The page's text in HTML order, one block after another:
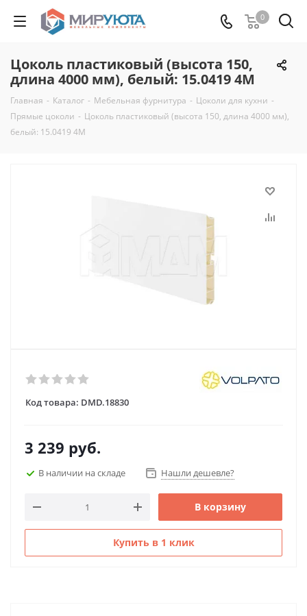
0
Цоколь пластиковый (высота 150,
длина 4000 мм), белый: 15.0419 4M
Главная - Каталог - Мебельная фурнитура - Цоколи для кухни -
Прямые цоколи - Цоколь пластиковый (высота 150, длина 4000 мм),
белый: 15.0419 4M
Код товара: DMD.18830
3 239 руб.
В наличии на складе Нашли дешевле?
В корзину
Купить в 1 клик